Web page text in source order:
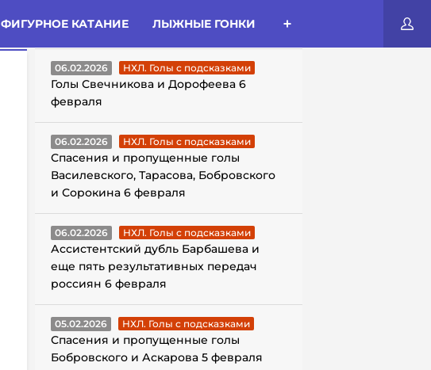
ФИГУРНОЕ КАТАНИЕ ЛЫЖНЫЕ ГОНКИ
ГОЛЫ С ПОДСКАЗКАМИ
06.02.2026 НХЛ. Голы с подсказками
Голы Свечникова и Дорофеева 6
февраля
06.02.2026 НХЛ. Голы с подсказками
Спасения и пропущенные голы
Василевского, Тарасова, Бобровского
и Сорокина 6 февраля
06.02.2026 НХЛ. Голы с подсказками
Ассистентский дубль Барбашева и
еще пять результативных передач
россиян 6 февраля
05.02.2026 НХЛ. Голы с подсказками
Спасения и пропущенные голы
Бобровского и Аскарова 5 февраля